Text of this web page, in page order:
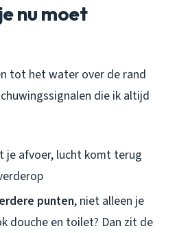
nu moet
tot het water over de rand
die ik altijd
je afvoer, lucht komt terug
punten, niet alleen je
douche en toilet? Dan zit de